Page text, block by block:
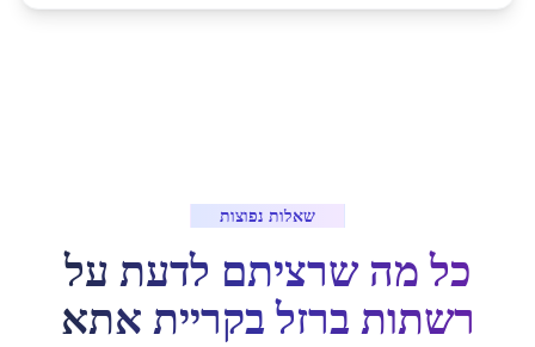
שאלות נפוצות
כל מה שרציתם לדעת על
רשתות ברזלבקריית אתא